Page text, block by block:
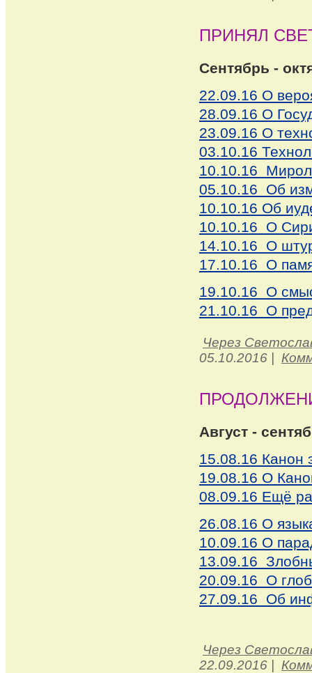
ПРИНЯЛ
Сентябрь -
22.09.16 О
28.09.16 О
23.09.16 О
03.10.16
10.10.16
05.10.16 Об
10.10.16 Об
10.10.16 О
14.10.16 О
17.10.16 О
19.10.16 О
21.10.16 О
Через
05.10.2016
Август -
15.08.16 Канон
19.08.16 О
08.09.16 Ещё
26.08.16 О
10.09.16 О
13.09.16
20.09.16 О
27.09.16 Об
Через
22.09.2016